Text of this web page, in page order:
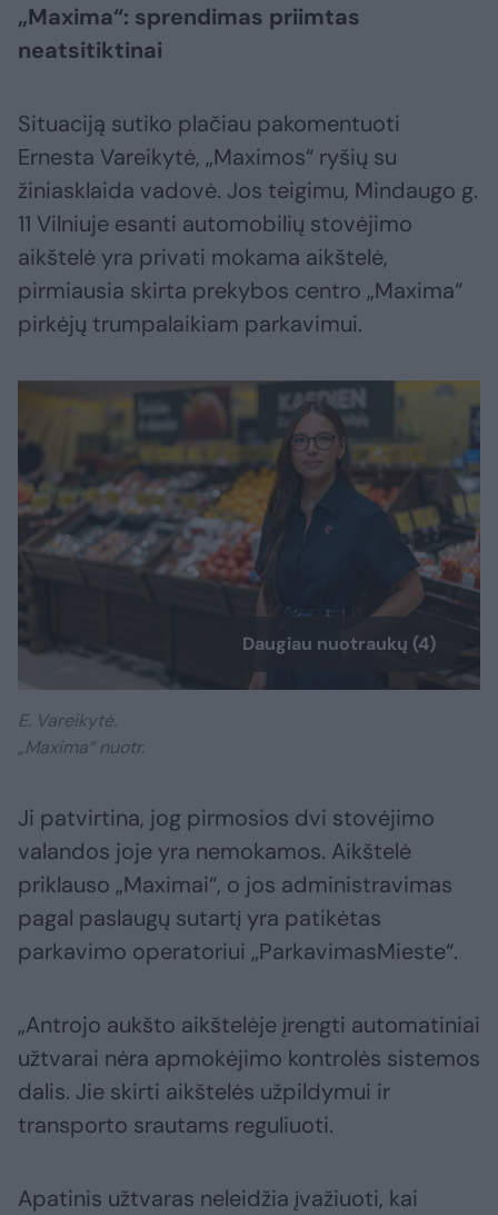
„Maxima“: sprendimas priimtas
neatsitiktinai
Situaciją sutiko plačiau pakomentuoti
Ernesta Vareikytė, „Maximos“ ryšių su
žiniasklaida vadovė. Jos teigimu, Mindaugo g.
11 Vilniuje esanti automobilių stovėjimo
aikštelė yra privati mokama aikštelė,
pirmiausia skirta prekybos centro „Maxima“
pirkėjų trumpalaikiam parkavimui.
Daugiau nuotraukų (4)
E. Vareikytė.
„Maxima“ nuotr.
Ji patvirtina, jog pirmosios dvi stovėjimo
valandos joje yra nemokamos. Aikštelė
priklauso „Maximai“, o jos administravimas
pagal paslaugų sutartį yra patikėtas
parkavimo operatoriui „ParkavimasMieste“.
„Antrojo aukšto aikštelėje įrengti automatiniai
užtvarai nėra apmokėjimo kontrolės sistemos
dalis. Jie skirti aikštelės užpildymui ir
transporto srautams reguliuoti.
Apatinis užtvaras neleidžia įvažiuoti, kai